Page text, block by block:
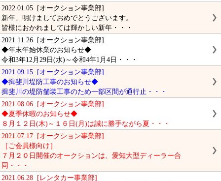
2022.01.05 [オークション事業部]
新年、明けましておめでとうございます。
皆様におかれましては輝かしい新年・・・
2021.11.26 [オークション事業部]
◆年末年始休業のお知らせ◆
令和3年12月29日(水)～令和4年1月4日・・・
2021.09.15 [オークション事業部]
◆揖斐川堤防工事のお知らせ◆
揖斐川の堤防舗装工事のため一部区間が通行止・・・
2021.08.06 [オークション事業部]
◆夏季休暇のお知らせ◆
８月１２日(木)～１６日(月)は誠に勝手ながら夏・・・
2021.07.17 [オークション事業部]
［ご会員様向け］
７月２０日開催のオークションは、愛知大型ディーラー合
同・・・
2021.06.28 [レンタカー事業部]